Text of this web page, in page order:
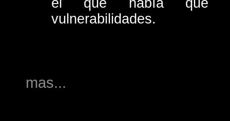
el que había que
vulnerabilidades.
mas...